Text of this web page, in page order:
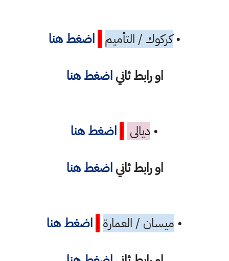
•كركوك / التأميم | اضغط هنا
او رابط ثانياضغط هنا
•ديالى | اضغط هنا
او رابط ثانياضغط هنا
• ميسان / العمارة | اضغط هنا